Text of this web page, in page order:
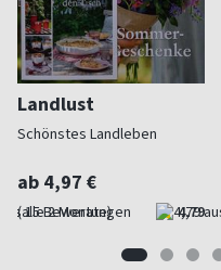
Landlust
Schönstes Landleben
ab 4,97 €
(alle 2 Monate) 4,79